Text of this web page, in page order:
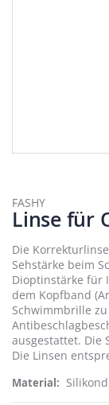
Anfang
der
Bildergalerie
springen
FASHY
Linse für
Die
Sehstärke beim
Dioptinstärke für
dem Kopfband
Schwimmbrille
ausgestattet. Die
Die Linsen
Material